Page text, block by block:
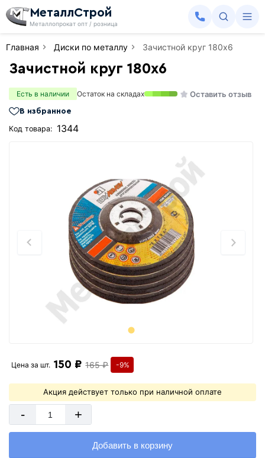
МеталлСтрой
Металлопрокат опт / розница
Главная Диски по металлу Зачистной круг 180х6
Зачистной круг 180х6
Есть в наличии Остаток на складах Оставить отзыв
В избранное
Код товара: 1344
Цена за шт. 150 ₽ 165 ₽ -9%
Акция действует только при наличной оплате
- +
Добавить в корзину